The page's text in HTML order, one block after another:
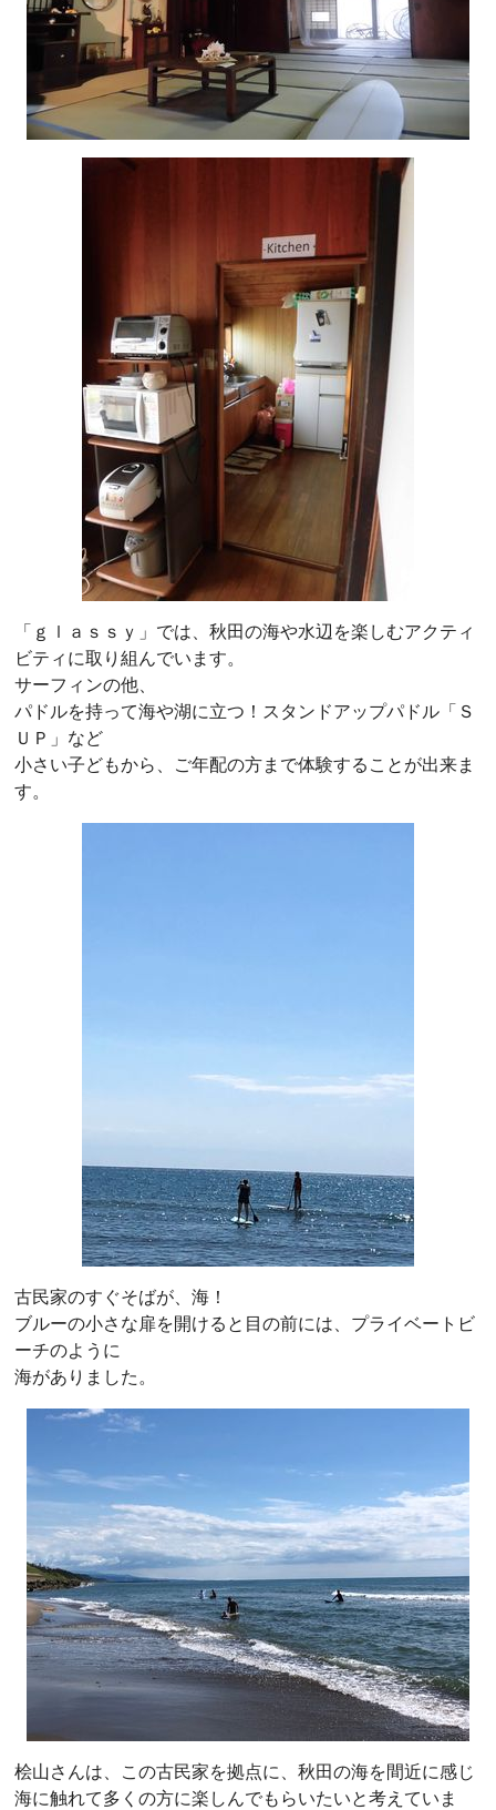
「ｇｌａｓｓｙ」では、秋田の海や水辺を楽しむアクティ
ビティに取り組んでいます。
サーフィンの他、
パドルを持って海や湖に立つ！スタンドアップパドル「Ｓ
ＵＰ」など
小さい子どもから、ご年配の方まで体験することが出来ま
す。
古民家のすぐそばが、海！
ブルーの小さな扉を開けると目の前には、プライベートビ
ーチのように
海がありました。
桧山さんは、この古民家を拠点に、秋田の海を間近に感じ
海に触れて多くの方に楽しんでもらいたいと考えていま